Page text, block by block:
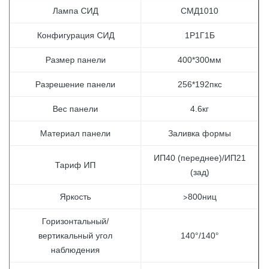
Лампа СИД СМД1010
Конфигурация СИД 1Р1Г1Б
Размер панели 400*300мм
Разрешение панели 256*192пкс
Вес панели 4.6кг
Материал панели Заливка формы
Тариф ИП
ИП40 (переднее)/ИП21
(зад)
Яркость >800ниц
Горизонтальный/
вертикальный угол
наблюдения
140°/140°